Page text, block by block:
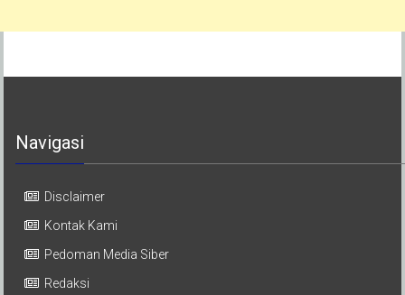
Navigasi
Disclaimer
Kontak Kami
Pedoman Media Siber
Redaksi